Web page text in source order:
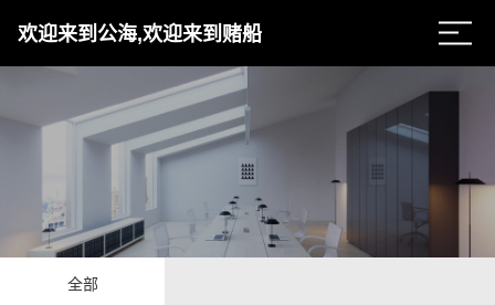
欢迎来到公海,欢迎来到赌船
全部